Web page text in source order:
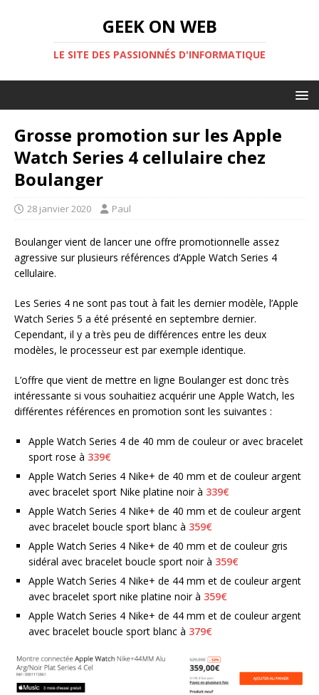
GEEK ON WEB
LE SITE DES PASSIONNÉS D'INFORMATIQUE
Grosse promotion sur les Apple
Watch Series 4 cellulaire chez
Boulanger
28 janvier 2020 Paul
Boulanger vient de lancer une offre promotionnelle assez
agressive sur plusieurs références d’Apple Watch Series 4
cellulaire.
Les Series 4 ne sont pas tout à fait les dernier modèle, l’Apple
Watch Series 5 a été présenté en septembre dernier.
Cependant, il y a très peu de différences entre les deux
modèles, le processeur est par exemple identique.
L’offre que vient de mettre en ligne Boulanger est donc très
intéressante si vous souhaitiez acquérir une Apple Watch, les
différentes références en promotion sont les suivantes :
Apple Watch Series 4 de 40 mm de couleur or avec bracelet
sport rose à 339€
Apple Watch Series 4 Nike+ de 40 mm et de couleur argent
avec bracelet sport Nike platine noir à 339€
Apple Watch Series 4 Nike+ de 40 mm et de couleur argent
avec bracelet boucle sport blanc à 359€
Apple Watch Series 4 Nike+ de 40 mm et de couleur gris
sidéral avec bracelet boucle sport noir à 359€
Apple Watch Series 4 Nike+ de 44 mm et de couleur argent
avec bracelet sport nike platine noir à 359€
Apple Watch Series 4 Nike+ de 44 mm et de couleur argent
avec bracelet boucle sport blanc à 379€